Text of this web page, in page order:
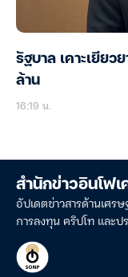
รัฐบาล เคาะเยียว
ล้าน
16:19 น.
สำนักข่าวอินโฟเ
อัปเดตข่าวสารด้านเศร
การลงทุน คริปโท และป